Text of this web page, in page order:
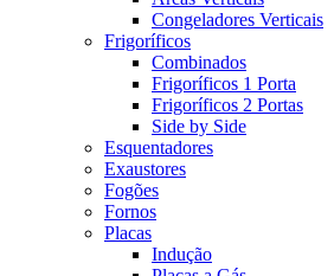
Congeladores Verticais
Frigoríficos
Combinados
Frigoríficos 1 Porta
Frigoríficos 2 Portas
Side by Side
Esquentadores
Exaustores
Fogões
Fornos
Placas
Indução